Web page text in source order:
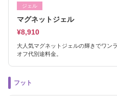
ジェル
マグネットジェル
¥8,910
大人気マグネットジェルの輝きでワ
オフ代別途料金。
フット